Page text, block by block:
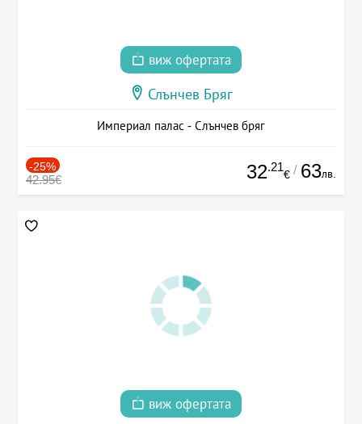
виж офертата
Слънчев Бряг
Империал палас - Слънчев бряг
-25%
42.95€ 32.21
€ / 63лв.
виж офертата